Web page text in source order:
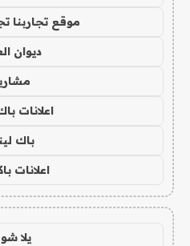
موقع تجاربنا
ديوان
اعلانات
باك
اعلانات
يلا